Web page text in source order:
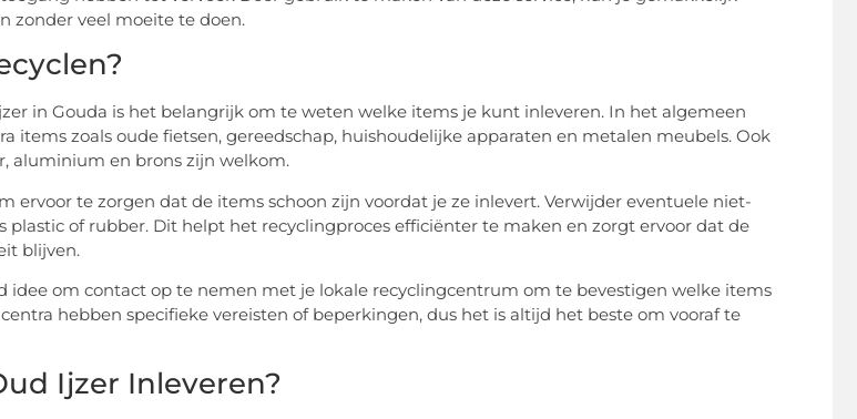
zonder veel moeite te doen.
in Gouda is het belangrijk om te weten welke items je kunt inleveren. In het algemeen
items zoals oude fietsen, gereedschap, huishoudelijke apparaten en metalen meubels. Ook
aluminium en brons zijn welkom.
ervoor te zorgen dat de items schoon zijn voordat je ze inlevert. Verwijder eventuele niet-
plastic of rubber. Dit helpt het recyclingproces efficiënter te maken en zorgt ervoor dat de
blijven.
idee om contact op te nemen met je lokale recyclingcentrum om te bevestigen welke items
hebben specifieke vereisten of beperkingen, dus het is altijd het beste om vooraf te
Ijzer Inleveren?